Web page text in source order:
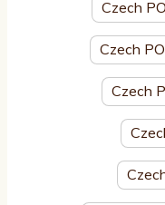
Czech
Czech
Czech